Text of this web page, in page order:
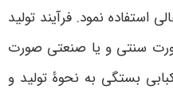
استفاده نمود. فرآیند تولید
سنتی و یا صنعتی صورت
بستگی به نحوۀ تولید و